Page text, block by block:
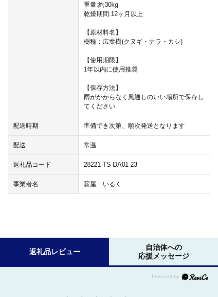
重量:約30kg
乾燥期間:12ヶ月以上
【原材料名】
樹種：広葉樹(クヌギ・ナラ・カシ)
【使用期限】
1年以内に使用推奨
【保存方法】
雨がかからなく風通しのいい場所で保存し
てください
配送時期 準備でき次第、順次発送となります
配送 常温
返礼品コード 28221-TS-DA01-23
事業者名 薪屋 いるく
返礼品レビュー
自治体への
応援メッセージ